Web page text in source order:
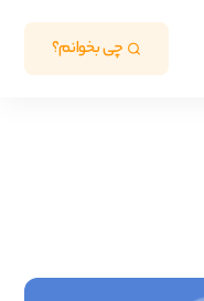
چی بخوانم؟